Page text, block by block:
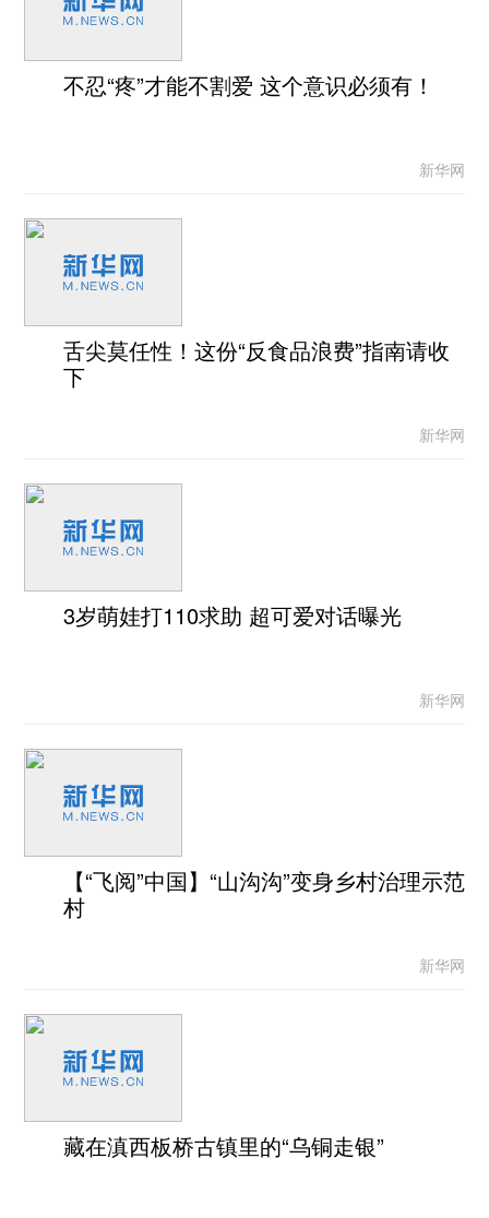
不忍“疼”才能不割爱 这个意识必须有！
新华网
舌尖莫任性！这份“反食品浪费”指南请收
下
新华网
3岁萌娃打110求助 超可爱对话曝光
新华网
【“飞阅”中国】“山沟沟”变身乡村治理示范
村
新华网
藏在滇西板桥古镇里的“乌铜走银”